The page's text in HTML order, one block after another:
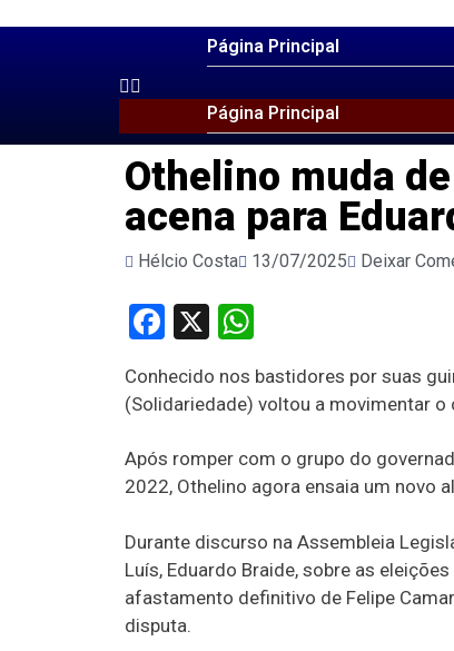
Página Principal
Página Principal
Othelino muda
acena para
Hélcio Costa 13/07/2025 Deixar
Facebook
X
Conhecido nos bastidores por suas
(Solidariedade) voltou a movimentar
Após romper com o grupo do
2022, Othelino agora ensaia um novo
Durante discurso na Assembleia
Luís, Eduardo Braide, sobre as
afastamento definitivo de Felipe
disputa.